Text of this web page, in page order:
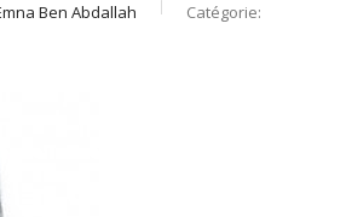
Ben Abdallah Catégorie: